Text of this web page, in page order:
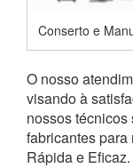
Conserto e
O nosso
visando à
nossos
fabricantes
Rápida e Eficaz.